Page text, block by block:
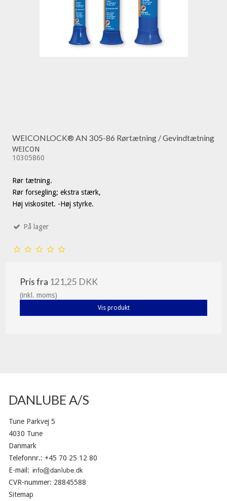
WEICONLOCK® AN 305-86 Rørtætning / Gevindtætning
WEICON
10305860
Rør tætning.
Rør forsegling; ekstra stærk,
Høj viskositet. -Høj styrke.
På lager
Pris fra 121,25 DKK
(inkl. moms)
Vis produkt
DANLUBE A/S
Tune Parkvej 5
4030 Tune
Danmark
Telefonnr.: +45 70 25 12 80
E-mail :
CVR-nummer: 28845588
Sitemap